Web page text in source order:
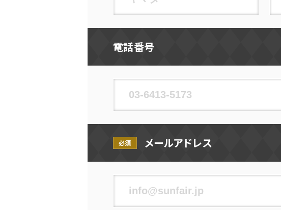
電話番号
必須 メールアドレス